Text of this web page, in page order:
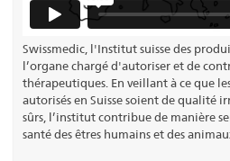
Swissmedic, l'Institut suisse des
l’organe chargé d'autoriser et de
thérapeutiques. En veillant à ce que
autorisés en Suisse soient de qualité
sûrs, l’institut contribue de manière
santé des êtres humains et des